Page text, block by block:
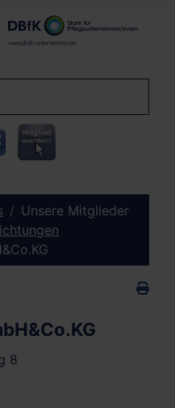
Unsere Mitglieder
8